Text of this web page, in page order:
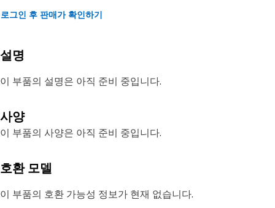
로그인 후 판매가 확인하기
설명
이 부품의 설명은 아직 준비 중입니다.
사양
이 부품의 사양은 아직 준비 중입니다.
호환 모델
이 부품의 호환 가능성 정보가 현재 없습니다.